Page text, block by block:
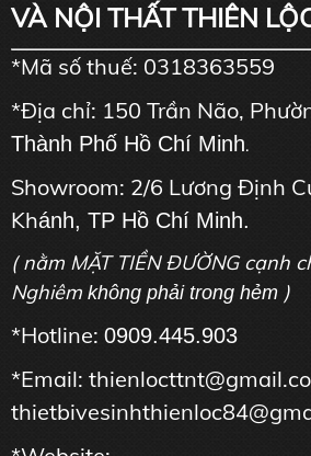
VÀ NỘI THẤT THIÊN
*Mã số thuế: 0318363559
*Địa chỉ: 150 Trần Não,
Thành Phố Hồ Chí Minh.
Showroom: 2/6 Lương Định
Khánh, TP Hồ Chí Minh.
( nằm MẶT TIỀN ĐƯỜNG cạnh
Nghiêm không phải trong hẻm )
*Hotline: 0909.445.903
*Email: